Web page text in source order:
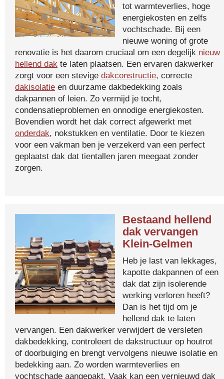
tot warmteverlies, hoge
energiekosten en zelfs
vochtschade. Bij een
nieuwe woning of grote
renovatie is het daarom cruciaal om een degelijk nieuw
hellend dak te laten plaatsen. Een ervaren dakwerker
zorgt voor een stevige dakconstructie, correcte
dakisolatie en duurzame dakbedekking zoals
dakpannen of leien. Zo vermijd je tocht,
condensatieproblemen en onnodige energiekosten.
Bovendien wordt het dak correct afgewerkt met
onderdak, nokstukken en ventilatie. Door te kiezen
voor een vakman ben je verzekerd van een perfect
geplaatst dak dat tientallen jaren meegaat zonder
zorgen.
Bestaand hellend
dak vervangen
Klein-Gelmen
Heb je last van lekkages,
kapotte dakpannen of een
dak dat zijn isolerende
werking verloren heeft?
Dan is het tijd om je
hellend dak te laten
vervangen. Een dakwerker verwijdert de versleten
dakbedekking, controleert de dakstructuur op houtrot
of doorbuiging en brengt vervolgens nieuwe isolatie en
bedekking aan. Zo worden warmteverlies en
vochtschade aangepakt. Vaak kan een vernieuwd dak